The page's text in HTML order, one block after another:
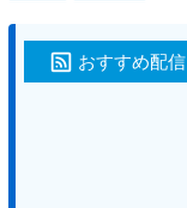
おすすめ配信